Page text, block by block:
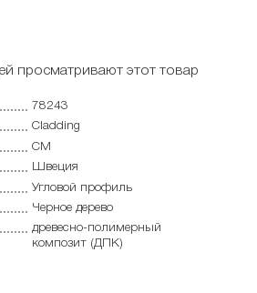
просматривают этот товар
78243
Cladding
CM
Швеция
Угловой профиль
Черное дерево
древесно-полимерный
композит (ДПК)